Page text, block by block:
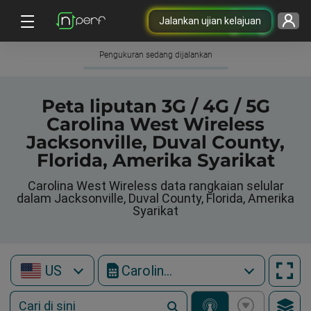
Jalankan ujian kelajuan
Pengukuran sedang dijalankan
Peta liputan 3G / 4G / 5G
Carolina West Wireless
Jacksonville, Duval County,
Florida, Amerika Syarikat
Carolina West Wireless data rangkaian selular
dalam Jacksonville, Duval County, Florida, Amerika
Syarikat
US Carolina West Wireless